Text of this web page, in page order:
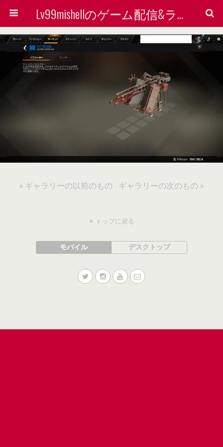
Lv99mishellのゲーム配信&ライン着せ替えで稼ぐ方法を検証する会
« ギャラリーの以前のもの ギャラリーの次のもの »
トップに戻る
モバイル デスクトップ